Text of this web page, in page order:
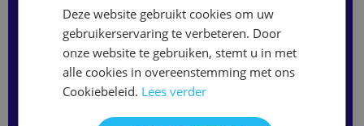
Accessoires & overige
Airco, PC , Media & Overige
Audio
Blu-ray
Providers-Satelliet-etc
Deze website gebruikt cookies om uw
gebruikerservaring te verbeteren. Door
onze website te gebruiken, stemt u in met
alle cookies in overeenstemming met ons
Cookiebeleid. Lees verder